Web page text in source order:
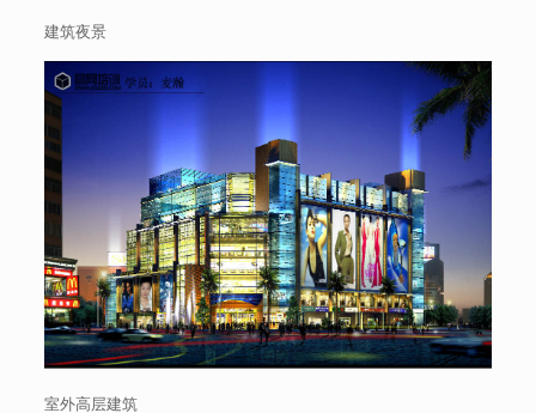
建筑夜景
室外高层建筑